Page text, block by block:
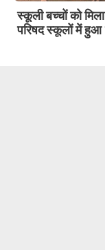
स्कूली बच्चों को
परिषद स्कूलों में हुआ